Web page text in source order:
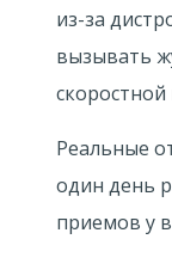
из-за
вызывать
Реальные
один день
приемов у